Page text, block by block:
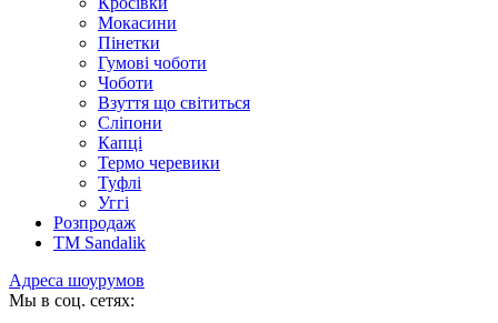
Мокасини
Пінетки
Гумові чоботи
Чоботи
Взуття що світиться
Сліпони
Капці
Термо черевики
Туфлі
Уггі
Розпродаж
TM Sandalik
Адреса шоурумов
Мы в соц. сетях: